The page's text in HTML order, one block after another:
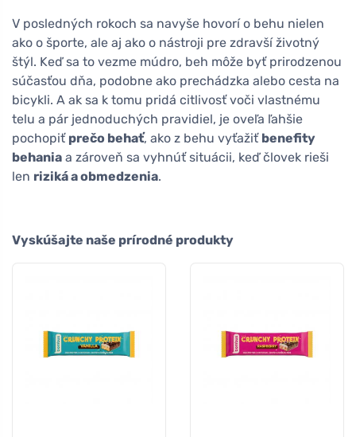
V posledných rokoch sa navyše hovorí o behu nielen
ako o športe, ale aj ako o nástroji pre zdravší životný
štýl. Keď sa to vezme múdro, beh môže byť prirodzenou
súčasťou dňa, podobne ako prechádzka alebo cesta na
bicykli. A ak sa k tomu pridá citlivosť voči vlastnému
telu a pár jednoduchých pravidiel, je oveľa ľahšie
pochopiť prečo behať, ako z behu vyťažiť benefity
behania a zároveň sa vyhnúť situácii, keď človek rieši
len riziká a obmedzenia.
Vyskúšajte naše prírodné produkty